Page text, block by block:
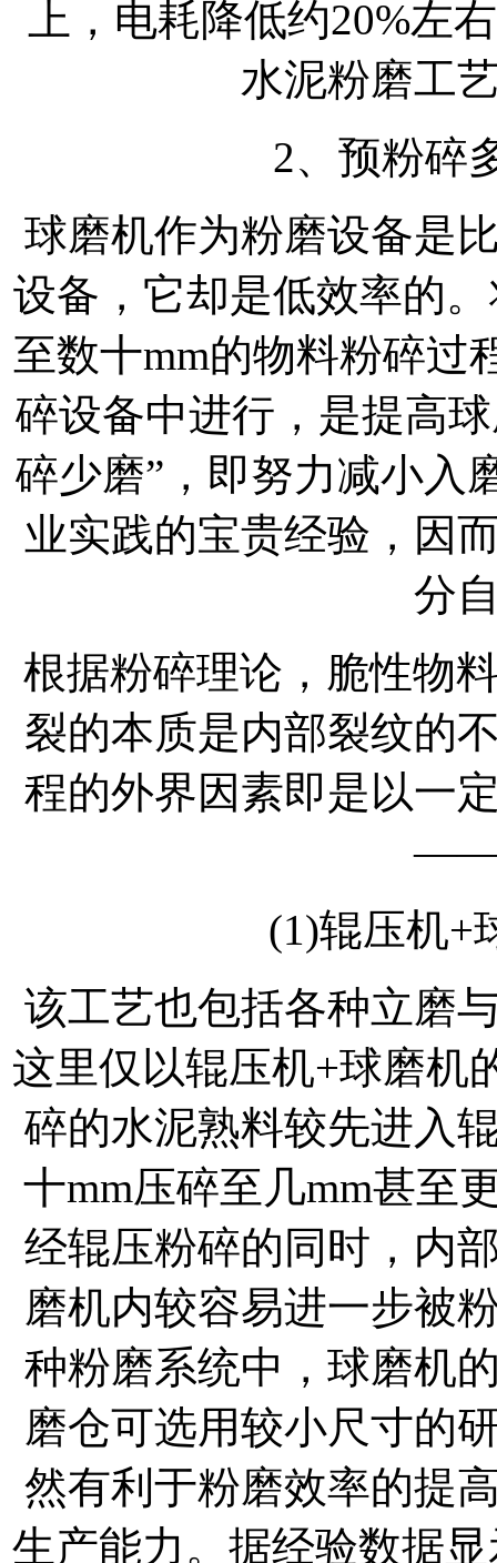
上，电耗降低约20%左
水泥粉磨工
2、预粉碎
球磨机作为粉磨设备是
设备，它却是低效率的
至数十mm的物料粉碎过
碎设备中进行，是提高
碎少磨”，即努力减小入
业实践的宝贵经验，因
分
根据粉碎理论，脆性物
裂的本质是内部裂纹的
程的外界因素即是以一
——
(1)辊压机+
该工艺也包括各种立磨
这里仅以辊压机+球磨机
碎的水泥熟料较先进入
十mm压碎至几mm甚至
经辊压粉碎的同时，内
磨机内较容易进一步被
种粉磨系统中，球磨机
磨仓可选用较小尺寸的
然有利于粉磨效率的提
生产能力。据经验数据